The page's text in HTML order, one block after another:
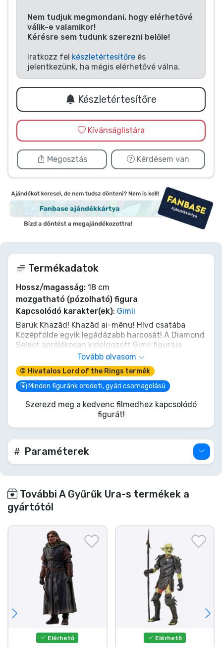
Nem tudjuk megmondani, hogy elérhetővé
válik-e valamikor!
Kérésre sem tudunk szerezni belőle!
Iratkozz fel készletértesítőre és
jelentkezünk, ha mégis elérhetővé válna.
Készletértesítőre
Kívánságlistára
Megosztás Kérdésem van
Termékadatok
Hossz/magasság: 18 cm
mozgatható (pózolható) figura
Kapcsolódó karakter(ek): Gimli
Baruk Khazâd! Khazâd ai-mênu! Hívd csatába
Középfölde egyik legádázabb harcosát! A Diamond
Select aprólékosan kidolgozott Gimli figurája
készen áll, hogy polcod ékévé váljon, hűen idézve
Glóin fiának rettenthetetlen szellemét. Ez a 18 cm-
es törp nem csak egy szobor; egy darabka a
hegyek szívéből, egy eskütétel a Szövetséghez.
Szerezd meg, és hagyd, hogy a gyűjteményedben
is visszhangozzon: 'És a bárdjaMMAL!'
Tovább olvasom
© Hivatalos Lord of the Rings termék
Minden figuránk eredeti, gyári csomagolású
Szerezd meg a kedvenc filmedhez kapcsolódó
figurát!
Paraméterek
További A Gyűrűk Ura-s termékek a
gyártótól
Elérhető Elérhető
Terméktípusok
Márkák